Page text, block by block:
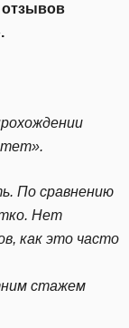
По сравнению
Нет
как это часто
стажем